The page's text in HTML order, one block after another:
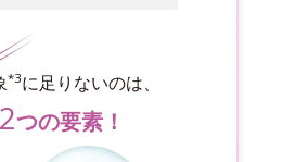
*3に足りないのは、
2つの要素！